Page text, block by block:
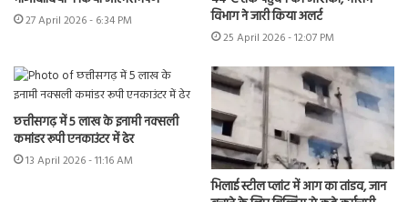
27 April 2026 - 6:34 PM
विभाग ने जारी किया अलर्ट
25 April 2026 - 12:07 PM
छत्तीसगढ़ में 5 लाख के इनामी नक्सली
कमांडर रूपी एनकाउंटर में ढेर
13 April 2026 - 11:16 AM
भिलाई स्टील प्लांट में आग का तांडव, जान